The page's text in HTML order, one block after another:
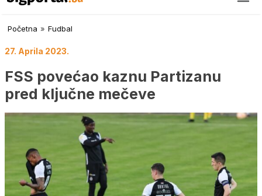
Početna » Fudbal
27. Aprila 2023.
FSS povećao kaznu Partizanu
pred ključne mečeve